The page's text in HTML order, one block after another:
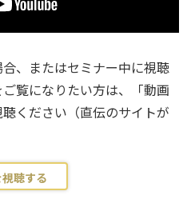
、またはセミナー中に視聴
覧になりたい方は、「動画
ください（直伝のサイトが
聴する